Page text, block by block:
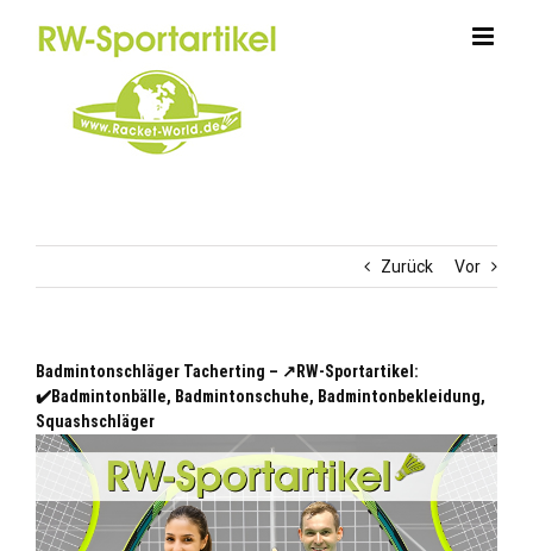
Zurück Vor
Badmintonschläger Tacherting – ↗️RW-Sportartikel:
✔️Badmintonbälle, Badmintonschuhe, Badmintonbekleidung,
Squashschläger